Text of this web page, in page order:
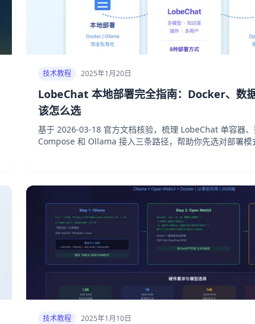
技术教程 2025年1月20日
LobeChat 本地部署完全指南：Docker、数
该怎么选
基于 2026-03-18 官方文档核验，梳理 LobeChat 单容器
Compose 和 Ollama 接入三条路径，帮助你先选对部署模
技术教程 2025年1月10日